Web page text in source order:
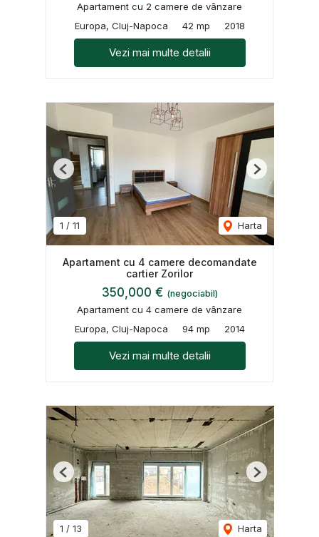
Apartament cu 2 camere de vânzare
Europa, Cluj-Napoca
42 mp 2018
Vezi mai multe detalii
1 / 11 Harta
Previous Next
Apartament cu 4 camere decomandate
cartier Zorilor
350,000 € (negociabil)
Apartament cu 4 camere de vânzare
Europa, Cluj-Napoca
94 mp 2014
Vezi mai multe detalii
1 / 13 Harta
Previous Next